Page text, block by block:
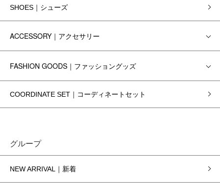
SHOES｜シューズ
ACCESSORY｜アクセサリー
FASHION GOODS｜ファッショングッズ
COORDINATE SET｜コーディネートセット
グループ
NEW ARRIVAL｜新着